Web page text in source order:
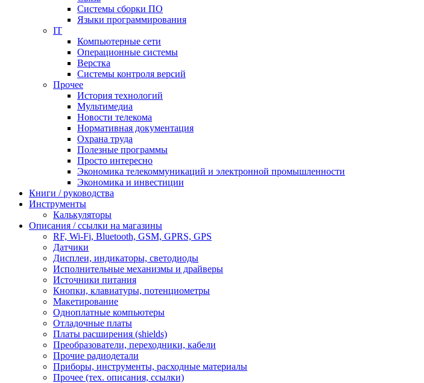
Системы сборки ПО
Языки программирования
IT
Компьютерные сети
Операционные системы
Верстка
Системы контроля версий
Прочее
История технологий
Мультимедиа
Новости телекома
Нормативная документация
Охрана труда
Полезные программы
Просто интересно
Экономика телекоммуникаций и электронной промышленности
Экономика и инвестиции
Книги / руководства
Инструменты
Калькуляторы
Описания / ссылки на магазины
RF, Wi-Fi, Bluetooth, GSM, GPRS, GPS
Датчики
Дисплеи, индикаторы, светодиоды
Исполнительные механизмы и драйверы
Источники питания
Кнопки, клавиатуры, потенциометры
Макетирование
Одноплатные компьютеры
Отладочные платы
Платы расширения (shields)
Преобразователи, переходники, кабели
Прочие радиодетали
Приборы, инструменты, расходные материалы
Прочее (тех. описания, ссылки)